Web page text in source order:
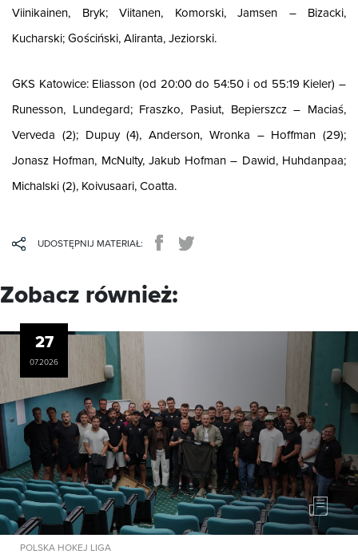
Viinikainen, Bryk; Viitanen, Komorski, Jamsen – Bizacki,
Kucharski; Gościński, Aliranta, Jeziorski.
GKS Katowice: Eliasson (od 20:00 do 54:50 i od 55:19 Kieler) –
Runesson, Lundegard; Fraszko, Pasiut, Bepierszcz – Maciaś,
Verveda (2); Dupuy (4), Anderson, Wronka – Hoffman (29);
Jonasz Hofman, McNulty, Jakub Hofman – Dawid, Huhdanpaa;
Michalski (2), Koivusaari, Coatta.
UDOSTĘPNIJ MATERIAŁ:
Zobacz również:
27
07.2026
POLSKA HOKEJ LIGA